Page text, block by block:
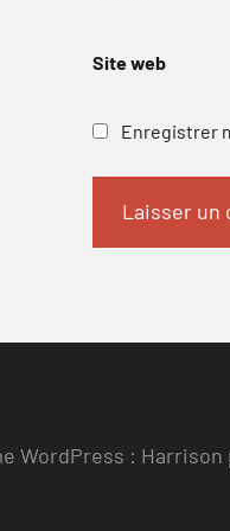
Site web
Enregistrer
WordPress : Harrison